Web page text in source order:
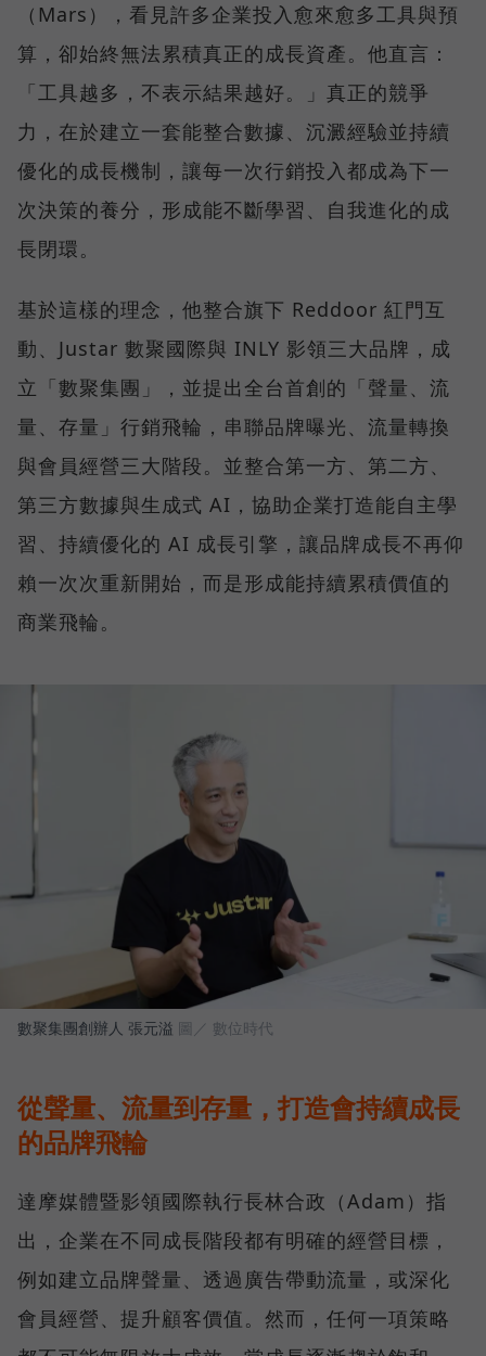
（Mars），看見許多企業投入愈來愈多工具與預
算，卻始終無法累積真正的成長資產。他直言：
「工具越多，不表示結果越好。」真正的競爭
力，在於建立一套能整合數據、沉澱經驗並持續
優化的成長機制，讓每一次行銷投入都成為下一
次決策的養分，形成能不斷學習、自我進化的成
長閉環。
基於這樣的理念，他整合旗下 Reddoor 紅門互
動、Justar 數聚國際與 INLY 影領三大品牌，成
立「數聚集團」，並提出全台首創的「聲量、流
量、存量」行銷飛輪，串聯品牌曝光、流量轉換
與會員經營三大階段。並整合第一方、第二方、
第三方數據與生成式 AI，協助企業打造能自主學
習、持續優化的 AI 成長引擎，讓品牌成長不再仰
賴一次次重新開始，而是形成能持續累積價值的
商業飛輪。
數聚集團創辦人 張元溢 圖／ 數位時代
從聲量、流量到存量，打造會持續成長
的品牌飛輪
達摩媒體暨影領國際執行長林合政（Adam）指
出，企業在不同成長階段都有明確的經營目標，
例如建立品牌聲量、透過廣告帶動流量，或深化
會員經營、提升顧客價值。然而，任何一項策略